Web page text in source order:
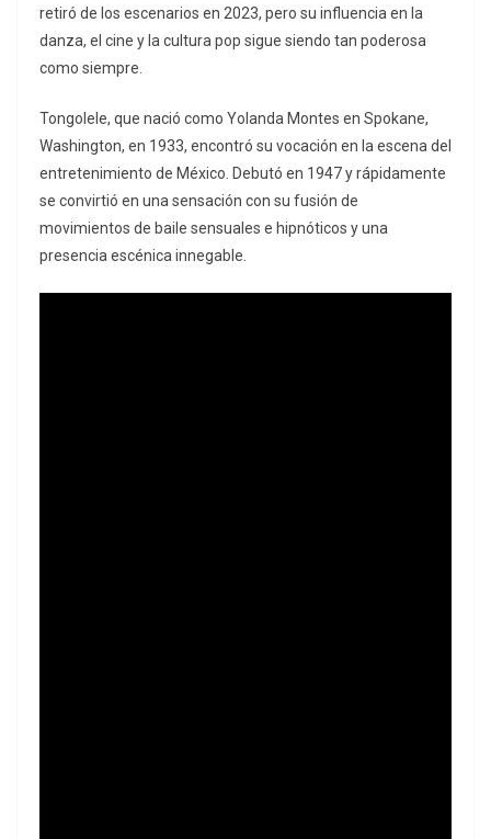
retiró de los escenarios en 2023, pero su influencia en la
danza, el cine y la cultura pop sigue siendo tan poderosa
como siempre.
Tongolele, que nació como Yolanda Montes en Spokane,
Washington, en 1933, encontró su vocación en la escena del
entretenimiento de México. Debutó en 1947 y rápidamente
se convirtió en una sensación con su fusión de
movimientos de baile sensuales e hipnóticos y una
presencia escénica innegable.